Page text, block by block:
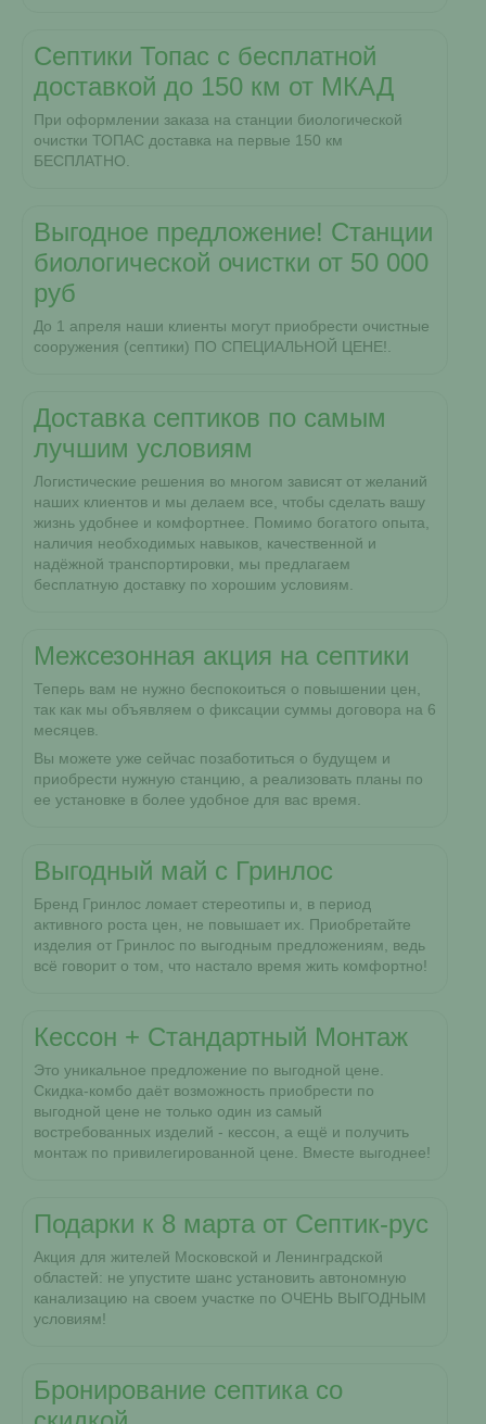
Септики Топас с бесплатной
доставкой до 150 км от МКАД
При оформлении заказа на станции биологической
очистки ТОПАС доставка на первые 150 км
БЕСПЛАТНО.
Выгодное предложение! Станции
биологической очистки от 50 000
руб
До 1 апреля наши клиенты могут приобрести очистные
сооружения (септики) ПО СПЕЦИАЛЬНОЙ ЦЕНЕ!.
Доставка септиков по самым
лучшим условиям
Логистические решения во многом зависят от желаний
наших клиентов и мы делаем все, чтобы сделать вашу
жизнь удобнее и комфортнее. Помимо богатого опыта,
наличия необходимых навыков, качественной и
надёжной транспортировки, мы предлагаем
бесплатную доставку по хорошим условиям.
Межсезонная акция на септики
Теперь вам не нужно беспокоиться о повышении цен,
так как мы объявляем о фиксации суммы договора на 6
месяцев.
Вы можете уже сейчас позаботиться о будущем и
приобрести нужную станцию, а реализовать планы по
ее установке в более удобное для вас время.
Выгодный май с Гринлос
Бренд Гринлос ломает стереотипы и, в период
активного роста цен, не повышает их. Приобретайте
изделия от Гринлос по выгодным предложениям, ведь
всё говорит о том, что настало время жить комфортно!
Кессон + Стандартный Монтаж
Это уникальное предложение по выгодной цене.
Скидка-комбо даёт возможность приобрести по
выгодной цене не только один из самый
востребованных изделий - кессон, а ещё и получить
монтаж по привилегированной цене. Вместе выгоднее!
Подарки к 8 марта от Септик-рус
Акция для жителей Московской и Ленинградской
областей: не упустите шанс установить автономную
канализацию на своем участке по ОЧЕНЬ ВЫГОДНЫМ
условиям!
Бронирование септика со